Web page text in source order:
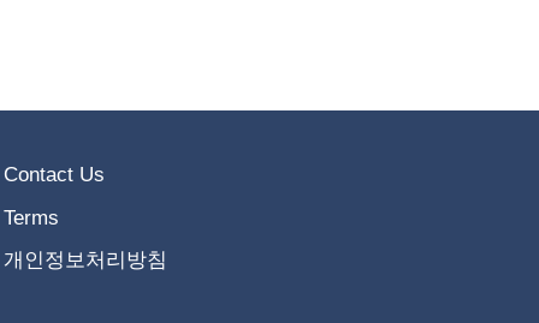
Contact Us
Terms
개인정보처리방침